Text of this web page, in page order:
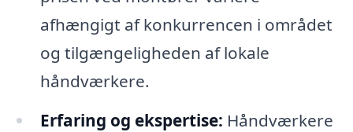
afhængigt af konkurrencen i området
og tilgængeligheden af lokale
håndværkere.
Erfaring og ekspertise: Håndværkere